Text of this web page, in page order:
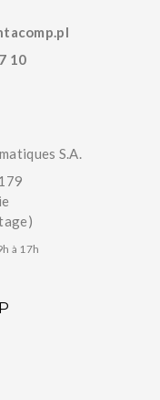
10
S.A.
à 17h